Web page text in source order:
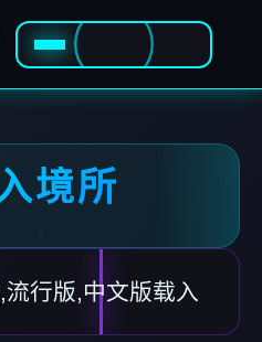
境所
行版,中文版载入